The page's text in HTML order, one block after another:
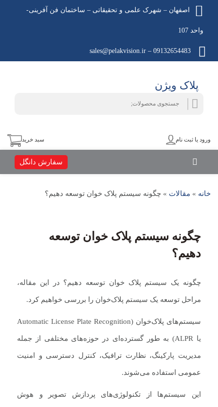
اصفهان – شهرک علمی و تحقیقاتی – ساختمان فن آفرینی-
واحد 107
09132654483 – sales@pelakvision.ir
پلاک ویژن
ورود یا ثبت نام سبد خرید
سفارش دانگل
خانه » مقالات » چگونه سیستم پلاک خوان توسعه دهیم؟
چگونه سیستم پلاک خوان توسعه
دهیم؟
چگونه یک سیستم پلاک‌ خوان توسعه دهیم؟ در این مقاله،
مراحل توسعه یک سیستم پلاک‌خوان را بررسی خواهیم کرد.
سیستم‌های پلاک‌خوان (Automatic License Plate Recognition
یا ALPR) به طور گسترده‌ای در حوزه‌های مختلفی از جمله
مدیریت پارکینگ، نظارت ترافیک، کنترل دسترسی و امنیت
عمومی استفاده می‌شوند.
این سیستم‌ها از تکنولوژی‌های پردازش تصویر و هوش